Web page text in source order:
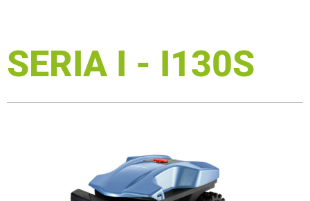
SERIA I - I130S